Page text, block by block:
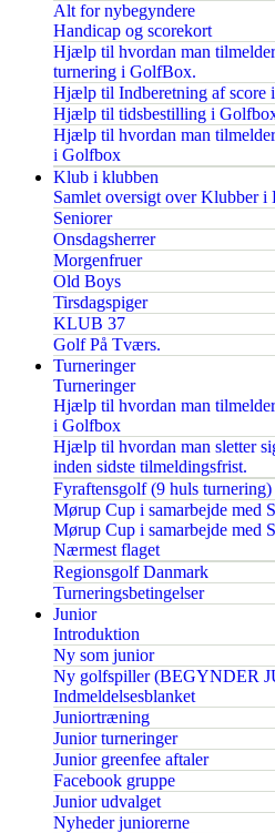
Alt for nybegyndere
Handicap og scorekort
Hjælp til hvordan man
turnering i GolfBox.
Hjælp til Indberetning af score
Hjælp til tidsbestilling i
Hjælp til hvordan man
i Golfbox
Klub i klubben
Samlet oversigt over Klubber
Seniorer
Onsdagsherrer
Morgenfruer
Old Boys
Tirsdagspiger
KLUB 37
Golf På Tværs.
Turneringer
Turneringer
Hjælp til hvordan man
i Golfbox
Hjælp til hvordan man sletter
inden sidste tilmeldingsfrist.
Fyraftensgolf (9 huls turnering)
Mørup Cup i samarbejde med
Mørup Cup i samarbejde med
Nærmest flaget
Regionsgolf Danmark
Turneringsbetingelser
Junior
Introduktion
Ny som junior
Ny golfspiller (BEGYNDER
Indmeldelsesblanket
Juniortræning
Junior turneringer
Junior greenfee aftaler
Facebook gruppe
Junior udvalget
Nyheder juniorerne